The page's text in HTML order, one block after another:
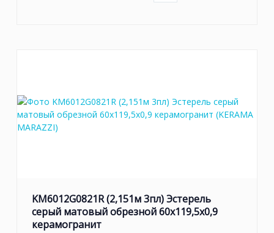
KM6012G0821R (2,151м 3пл) Эстерель
серый матовый обрезной 60x119,5x0,9
керамогранит